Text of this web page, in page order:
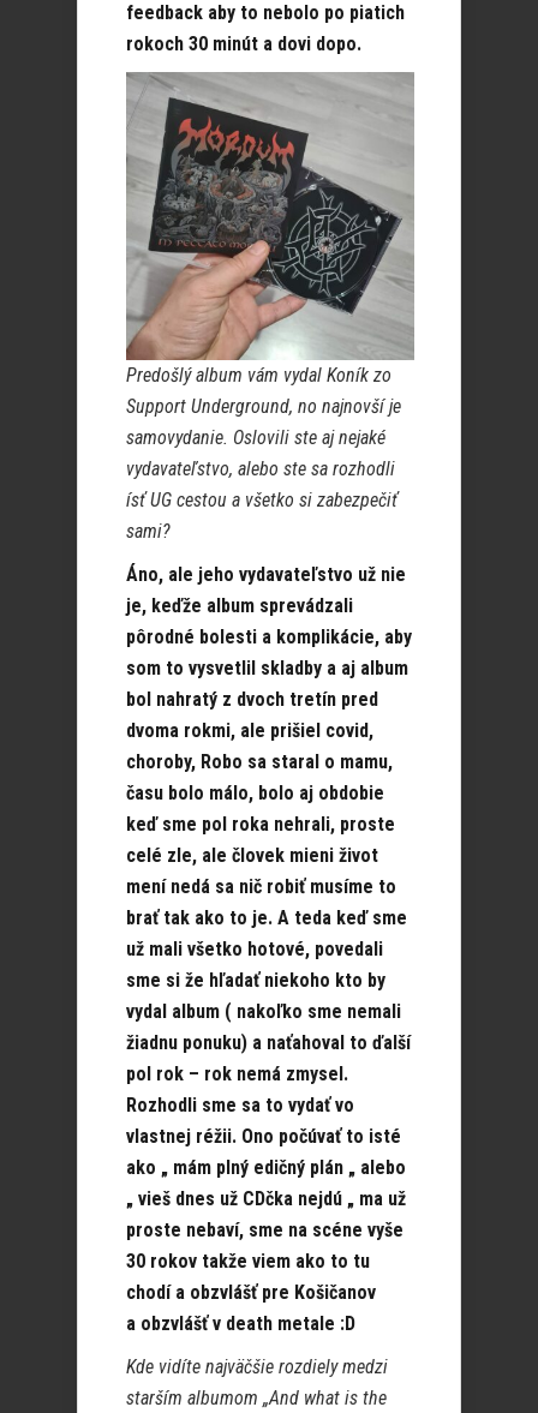
feedback aby to nebolo po piatich
rokoch 30 minút a dovi dopo.
Predošlý album vám vydal Koník zo
Support Underground, no najnovší je
samovydanie. Oslovili ste aj nejaké
vydavateľstvo, alebo ste sa rozhodli
ísť UG cestou a všetko si zabezpečiť
sami?
Áno, ale jeho vydavateľstvo už nie
je, keďže album sprevádzali
pôrodné bolesti a komplikácie, aby
som to vysvetlil skladby a aj album
bol nahratý z dvoch tretín pred
dvoma rokmi, ale prišiel covid,
choroby, Robo sa staral o mamu,
času bolo málo, bolo aj obdobie
keď sme pol roka nehrali, proste
celé zle, ale človek mieni život
mení nedá sa nič robiť musíme to
brať tak ako to je. A teda keď sme
už mali všetko hotové, povedali
sme si že hľadať niekoho kto by
vydal album ( nakoľko sme nemali
žiadnu ponuku) a naťahoval to ďalší
pol rok – rok nemá zmysel.
Rozhodli sme sa to vydať vo
vlastnej réžii. Ono počúvať to isté
ako „ mám plný edičný plán „ alebo
„ vieš dnes už CDčka nejdú „ ma už
proste nebaví, sme na scéne vyše
30 rokov takže viem ako to tu
chodí a obzvlášť pre Košičanov
a obzvlášť v death metale :D
Kde vidíte najväčšie rozdiely medzi
starším albumom „And what is the